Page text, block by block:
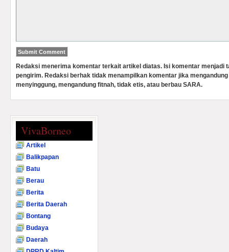
Redaksi menerima komentar terkait artikel diatas. Isi komentar menjadi
pengirim. Redaksi berhak tidak menampilkan komentar jika
menyinggung, mengandung fitnah, tidak etis, atau berbau SARA.
VivaBorneo
Artikel
Balikpapan
Batu
Berau
Berita
Berita Daerah
Bontang
Budaya
Daerah